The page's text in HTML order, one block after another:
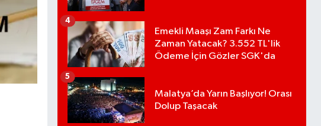
Emekli Maaşı Zam Farkı Ne
Zaman Yatacak? 3.552 TL'lik
Ödeme İçin Gözler SGK'da
4
Malatya’da Yarın Başlıyor! Orası
Dolup Taşacak
5